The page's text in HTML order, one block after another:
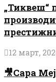
„Тиквеш“
12 март,
🎥Сара